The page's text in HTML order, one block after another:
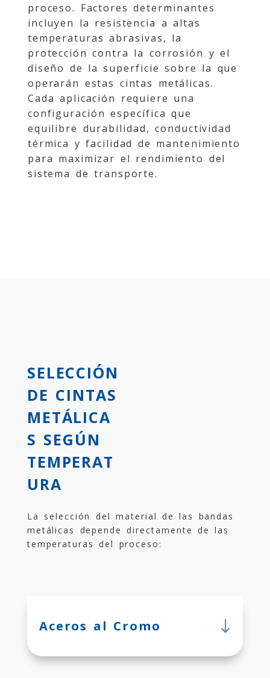
proceso. Factores determinantes
incluyen la resistencia a altas
temperaturas abrasivas, la
protección contra la corrosión y el
diseño de la superficie sobre la que
operarán estas cintas metálicas.
Cada aplicación requiere una
configuración específica que
equilibre durabilidad, conductividad
térmica y facilidad de mantenimiento
para maximizar el rendimiento del
sistema de transporte.
SELECCIÓN
DE CINTAS
METÁLICA
S SEGÚN
TEMPERAT
URA
La selección del material de las bandas
metálicas depende directamente de las
temperaturas del proceso:
Aceros al Cromo